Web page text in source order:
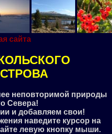
сайта
неповторимой природы
Севера!
и добавляем свои!
наведите курсор на
левую кнопку мыши.